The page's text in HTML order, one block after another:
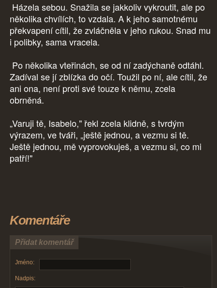
Házela sebou. Snažila se jakkoliv vykroutit, ale po
několika chvílích, to vzdala. A k jeho samotnému
překvapení cítil, že zvláčněla v jeho rukou. Snad mu
i polibky, sama vracela.
Po několika vteřinách, se od ní zadýchaně odtáhl.
Zadíval se jí zblízka do očí. Toužil po ní, ale cítil, že
ani ona, není proti své touze k němu, zcela
obrněná.
„Varuji tě, Isabelo," řekl zcela klidně, s tvrdým
výrazem, ve tváři, „ještě jednou, a vezmu si tě.
Ještě jednou, mě vyprovokuješ, a vezmu si, co mi
patří!"
Komentáře
Přidat komentář
Jméno:
Nadpis: